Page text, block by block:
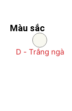
Màu sắc
D - Trắng ngà